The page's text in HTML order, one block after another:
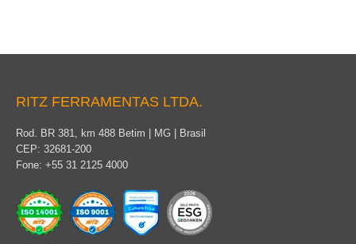
RITZ FERRAMENTAS LTDA.
Rod. BR 381, km 488 Betim | MG | Brasil
CEP: 32681-200
Fone: +55 31 2125 4000